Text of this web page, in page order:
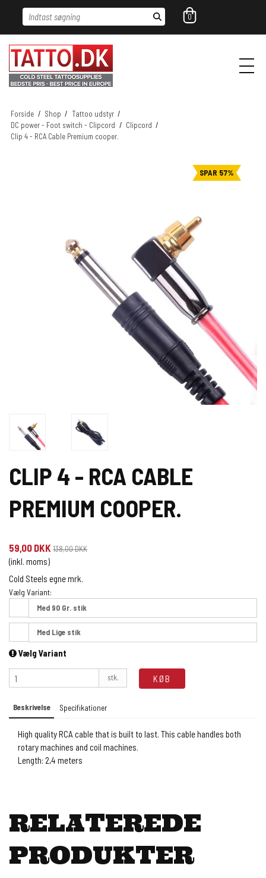
Indtast søgning 0
Forside / Shop / Tattoo udstyr /
DC power - Foot switch - Clipcord / Clipcord /
Clip 4 - RCA Cable Premium cooper.
SPAR 57%
CLIP 4 - RCA CABLE
PREMIUM COOPER.
59,00 DKK 138,00 DKK
(inkl. moms)
Cold Steels egne mrk.
Vælg Variant:
Med 90 Gr. stik
Med Lige stik
Vælg Variant
stk. KØB
Beskrivelse Specifikationer
High quality RCA cable that is built to last. This cable handles both
rotary machines and coil machines.
Length: 2,4 meters
RELATEREDE
PRODUKTER